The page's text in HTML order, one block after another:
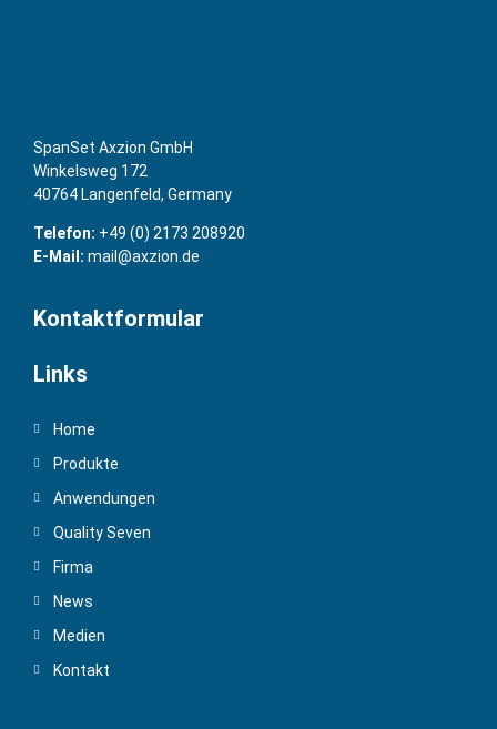
SpanSet Axzion GmbH
Winkelsweg 172
40764 Langenfeld, Germany
Telefon: +49 (0) 2173 208920
E-Mail: mail@axzion.de
Kontaktformular
Links
Home
Produkte
Anwendungen
Quality Seven
Firma
News
Medien
Kontakt